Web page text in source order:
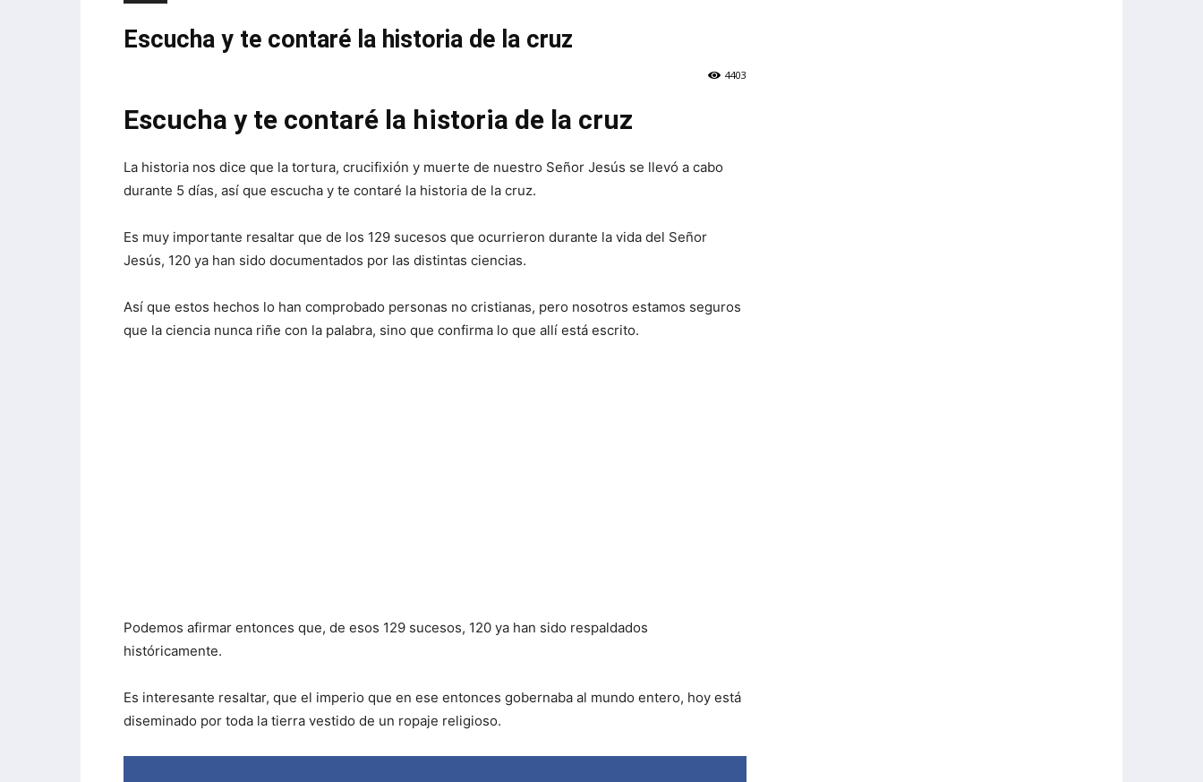
Escucha y te contaré la historia de la cruz
4403
Escucha y te contaré la historia de la cruz
La historia nos dice que la tortura, crucifixión y muerte de nuestro Señor Jesús se llevó a cabo
durante 5 días, así que escucha y te contaré la historia de la cruz.
Es muy importante resaltar que de los 129 sucesos que ocurrieron durante la vida del Señor
Jesús, 120 ya han sido documentados por las distintas ciencias.
Así que estos hechos lo han comprobado personas no cristianas, pero nosotros estamos seguros
que la ciencia nunca riñe con la palabra, sino que confirma lo que allí está escrito.
Podemos afirmar entonces que, de esos 129 sucesos, 120 ya han sido respaldados
históricamente.
Es interesante resaltar, que el imperio que en ese entonces gobernaba al mundo entero, hoy está
diseminado por toda la tierra vestido de un ropaje religioso.